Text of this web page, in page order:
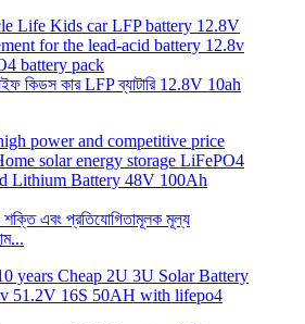
কিডস কার LFP ব্যাটারি 12.8V 10ah
এবং প্রতিযোগিতামূলক মূল্য